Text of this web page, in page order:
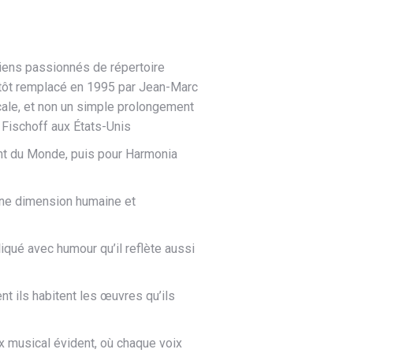
passionnés de répertoire
remplacé en 1995 par Jean-Marc
et non un simple prolongement
aux États-Unis
du Monde, puis pour Harmonia
dimension humaine et
avec humour qu’il reflète aussi
ils habitent les œuvres qu’ils
évident, où chaque voix